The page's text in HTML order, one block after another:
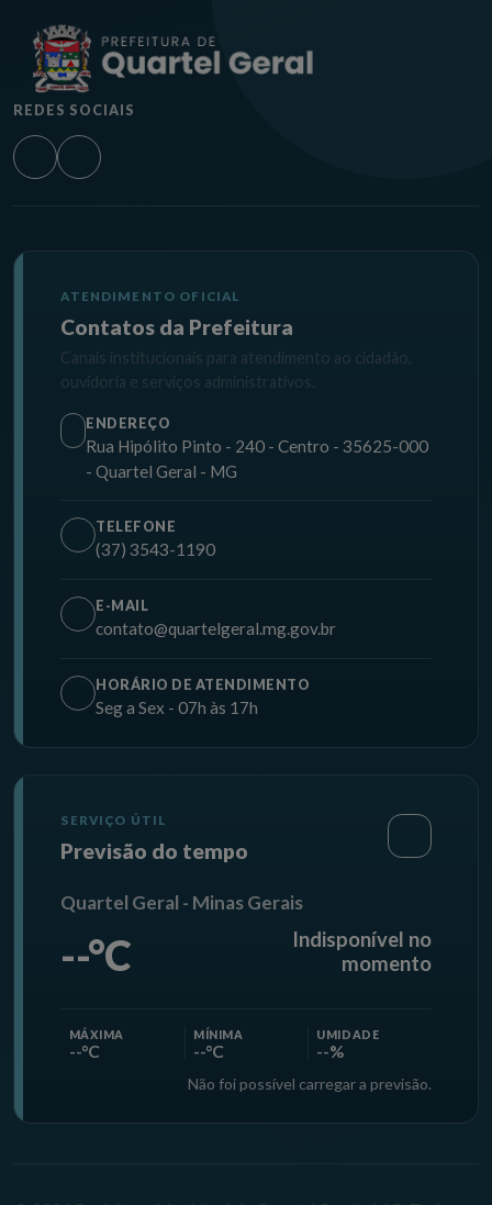
REDES SOCIAIS
ATENDIMENTO OFICIAL
Contatos da Prefeitura
Canais institucionais para atendimento ao cidadão,
ouvidoria e serviços administrativos.
ENDEREÇO
Rua Hipólito Pinto - 240 - Centro - 35625-000
- Quartel Geral - MG
TELEFONE
(37) 3543-1190
E-MAIL
contato@quartelgeral.mg.gov.br
HORÁRIO DE ATENDIMENTO
Seg a Sex - 07h às 17h
SERVIÇO ÚTIL
Previsão do tempo
Quartel Geral - Minas Gerais
--°C
Indisponível no
momento
MÁXIMA
--°C
MÍNIMA
--°C
UMIDADE
--%
Não foi possível carregar a previsão.